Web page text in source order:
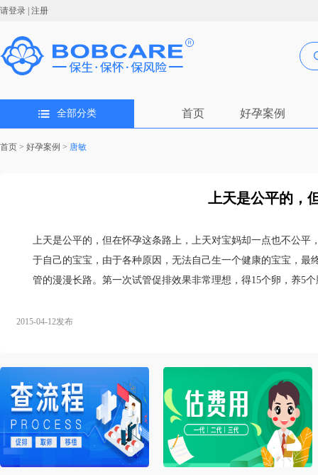
请登录 | 注册
全部分类 首页 好孕案例
首页 > 好孕案例 > 唐敏
上天是公平的，
上天是公平的，但在怀孕这条路上，上天对宝妈却一点也不公
于自己的宝宝，由于各种原因，无法自己生一个健康的宝宝，
管的漫漫长路。第一次试管促排效果非常理想，得15个卵，养5
2015-04-12发布